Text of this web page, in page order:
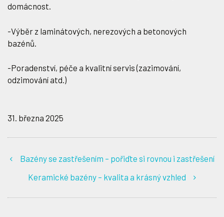
domácnost.
-Výběr z laminátových, nerezových a betonových
bazénů.
-Poradenství, péče a kvalitní servis (zazimování,
odzimování atd.)
31. března 2025
Bazény se zastřešením – pořiďte si rovnou i zastřešení
Keramické bazény – kvalita a krásný vzhled